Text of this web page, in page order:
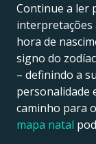
Continue a ler
interpretações
hora de
signo do
– definindo a
personalidade
caminho para
mapa natal